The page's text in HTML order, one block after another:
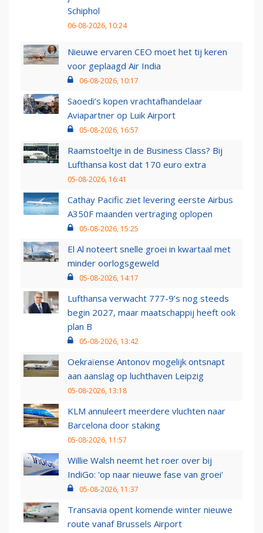
Schiphol
06-08-2026, 10:24
Nieuwe ervaren CEO moet het tij keren
voor geplaagd Air India
06-08-2026, 10:17
Saoedi’s kopen vrachtafhandelaar
Aviapartner op Luik Airport
05-08-2026, 16:57
Raamstoeltje in de Business Class? Bij
Lufthansa kost dat 170 euro extra
05-08-2026, 16:41
Cathay Pacific ziet levering eerste Airbus
A350F maanden vertraging oplopen
05-08-2026, 15:25
El Al noteert snelle groei in kwartaal met
minder oorlogsgeweld
05-08-2026, 14:17
Lufthansa verwacht 777-9’s nog steeds
begin 2027, maar maatschappij heeft ook
plan B
05-08-2026, 13:42
Oekraïense Antonov mogelijk ontsnapt
aan aanslag op luchthaven Leipzig
05-08-2026, 13:18
KLM annuleert meerdere vluchten naar
Barcelona door staking
05-08-2026, 11:57
Willie Walsh neemt het roer over bij
IndiGo: 'op naar nieuwe fase van groei'
05-08-2026, 11:37
Transavia opent komende winter nieuwe
route vanaf Brussels Airport